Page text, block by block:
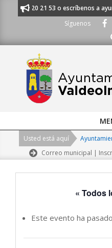
al 91 620 21 53 o escríbenos a
Síguenos
Navigation
Usted está aquí
Correo municipal |
« Todos
Este evento ha